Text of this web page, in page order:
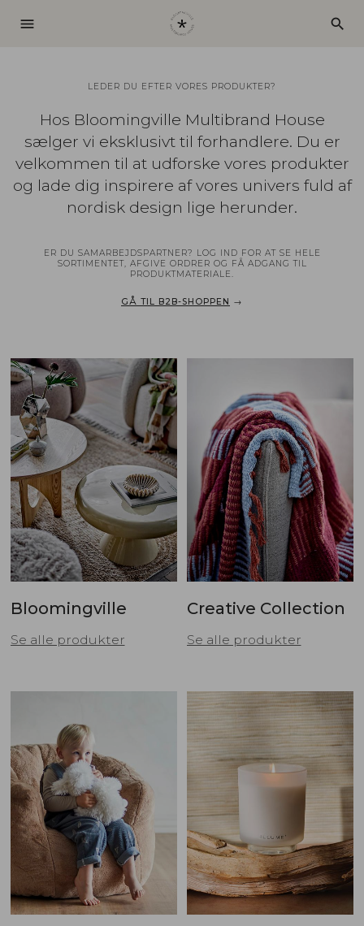
menu search
LEDER DU EFTER VORES PRODUKTER?
Hos Bloomingville Multibrand House
sælger vi eksklusivt til forhandlere. Du er
velkommen til at udforske vores produkter
og lade dig inspirere af vores univers fuld af
nordisk design lige herunder.
ER DU SAMARBEJDSPARTNER? LOG IND FOR AT SE HELE
SORTIMENTET, AFGIVE ORDRER OG FÅ ADGANG TIL
PRODUKTMATERIALE.
GÅ TIL B2B-SHOPPEN →
Bloomingville
Se alle produkter
Creative Collection
Se alle produkter